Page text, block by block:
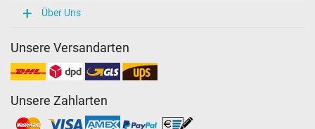
Über Uns
Unsere Versandarten
Unsere Zahlarten